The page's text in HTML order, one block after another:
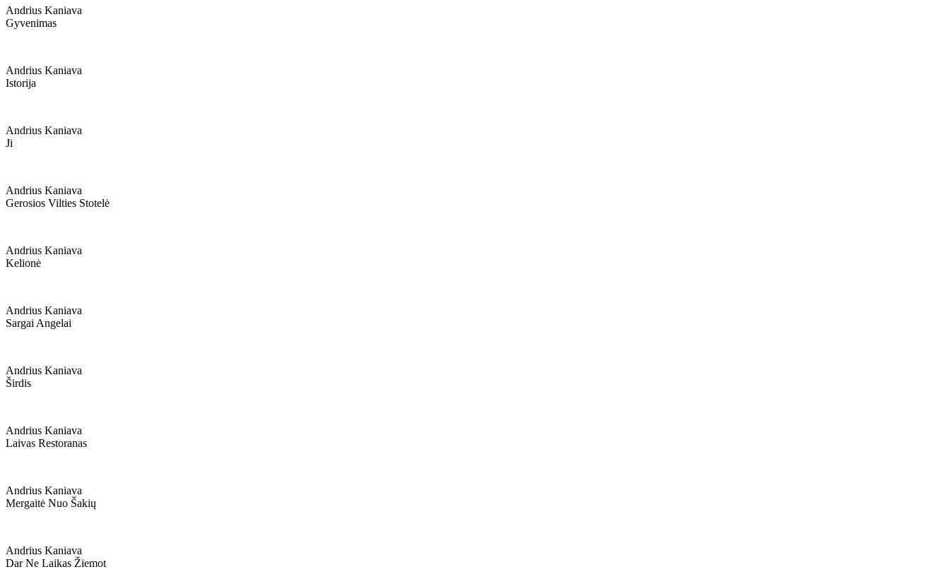
Andrius Kaniava
Gyvenimas
Andrius Kaniava
Istorija
Andrius Kaniava
Ji
Andrius Kaniava
Gerosios Vilties Stotelė
Andrius Kaniava
Kelionė
Andrius Kaniava
Sargai Angelai
Andrius Kaniava
Širdis
Andrius Kaniava
Laivas Restoranas
Andrius Kaniava
Mergaitė Nuo Šakių
Andrius Kaniava
Dar Ne Laikas Žiemot